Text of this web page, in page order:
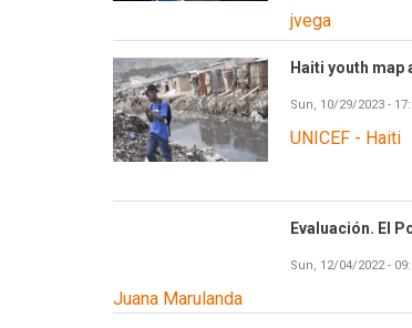
jvega
Haiti youth map
Sun, 10/29/2023 -
UNICEF - Haiti
Evaluación. El
Sun, 12/04/2022 -
Juana Marulanda